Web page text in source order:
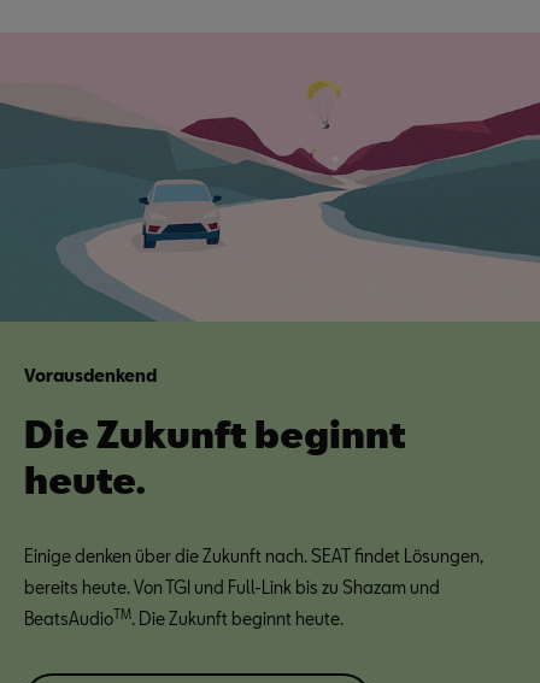
Vorausdenkend
Die Zukunft beginnt
heute.
Einige denken über die Zukunft nach. SEAT findet Lösungen,
bereits heute. Von TGI und Full-Link bis zu Shazam und
BeatsAudioTM. Die Zukunft beginnt heute.